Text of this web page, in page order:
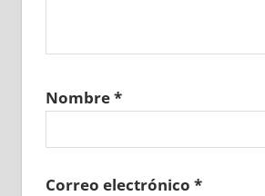
Nombre*
Correo electrónico *